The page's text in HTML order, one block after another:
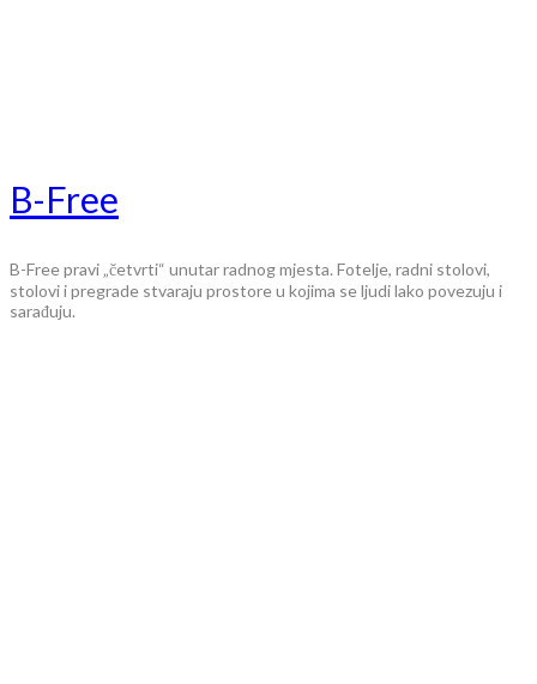
B-Free
B-Free pravi „četvrti“ unutar radnog mjesta. Fotelje, radni stolovi,
stolovi i pregrade stvaraju prostore u kojima se ljudi lako povezuju i
sarađuju.